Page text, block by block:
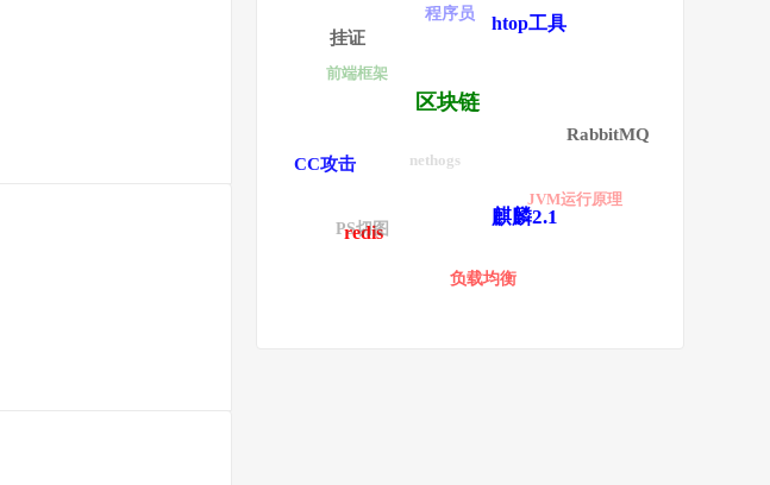
redis
PS切图
麒麟2.1
区块链
挂证
nethogs
htop工具
前端框架
RabbitMQ
负载均衡
程序员
CC攻击
JVM运行原理